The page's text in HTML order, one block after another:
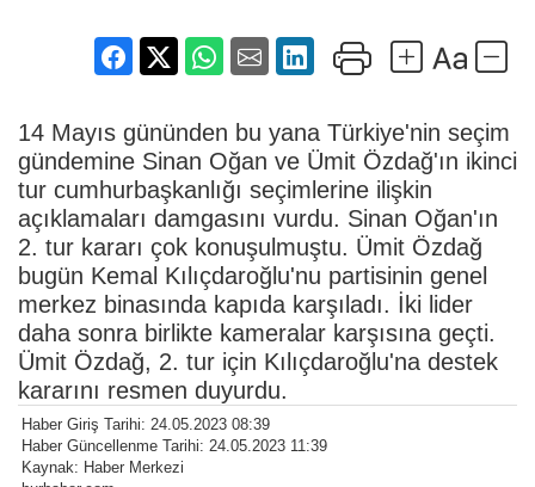
14 Mayıs gününden bu yana Türkiye'nin seçim
gündemine Sinan Oğan ve Ümit Özdağ'ın ikinci
tur cumhurbaşkanlığı seçimlerine ilişkin
açıklamaları damgasını vurdu. Sinan Oğan'ın
2. tur kararı çok konuşulmuştu. Ümit Özdağ
bugün Kemal Kılıçdaroğlu'nu partisinin genel
merkez binasında kapıda karşıladı. İki lider
daha sonra birlikte kameralar karşısına geçti.
Ümit Özdağ, 2. tur için Kılıçdaroğlu'na destek
kararını resmen duyurdu.
Haber Giriş Tarihi: 24.05.2023 08:39
Haber Güncellenme Tarihi: 24.05.2023 11:39
Kaynak: Haber Merkezi